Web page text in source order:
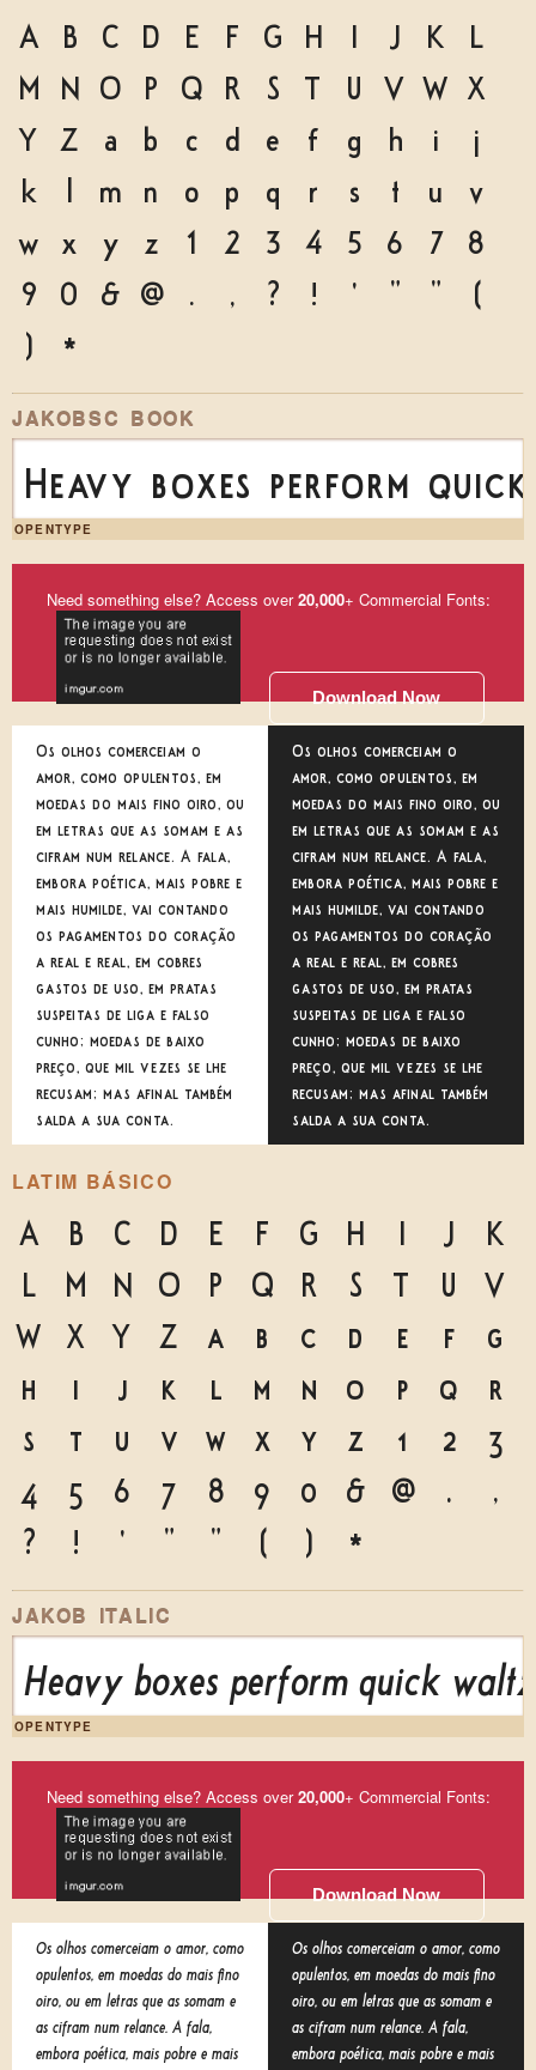
A B C D E F G H I J K
L
M N O P Q R S T U V W X
Y Z a b c d e f g h i
j
k
l m n o p q r s t u
v
w x y z 1 2 3 4 5 6 7
8
9 0 & @ . , ? ! ' " "
(
)
*
JAKOBSC BOOK
Heavy boxes perform
OPENTYPE
Need something else? Access over20,000+ Commercial Fonts:
Download Now
Os olhos comerceiam o
amor, como opulentos, em
moedas do mais fino oiro, ou
em letras que as somam e as
cifram num relance. A fala,
embora poética, mais pobre e
mais humilde, vai contando
os pagamentos do coração
a real e real, em cobres
gastos de uso, em pratas
suspeitas de liga e falso
cunho; moedas de baixo
preço, que mil vezes se lhe
recusam; mas afinal também
salda a sua conta.
Os olhos comerceiam o
amor, como opulentos, em
moedas do mais fino oiro, ou
em letras que as somam e as
cifram num relance. A fala,
embora poética, mais pobre e
mais humilde, vai contando
os pagamentos do coração
a real e real, em cobres
gastos de uso, em pratas
suspeitas de liga e falso
cunho; moedas de baixo
preço, que mil vezes se lhe
recusam; mas afinal também
salda a sua conta.
LATIM BÁSICO
A B C D E F G H I J
K
L
M N O P Q R S T U
V
W
X Y Z a b c d e f
g
h
i j k l m n o p q
r
s
t u v w x y z 1 2
3
4
5 6 7 8 9 0 & @ .
,
?
! ' " " ( ) *
JAKOB ITALIC
Heavy boxes perform quick
OPENTYPE
Need something else? Access over20,000+ Commercial Fonts:
Download Now
Os olhos comerceiam o amor, como
opulentos, em moedas do mais fino
oiro, ou em letras que as somam e
as cifram num relance. A fala,
embora poética, mais pobre e mais
Os olhos comerceiam o amor, como
opulentos, em moedas do mais fino
oiro, ou em letras que as somam e
as cifram num relance. A fala,
embora poética, mais pobre e mais